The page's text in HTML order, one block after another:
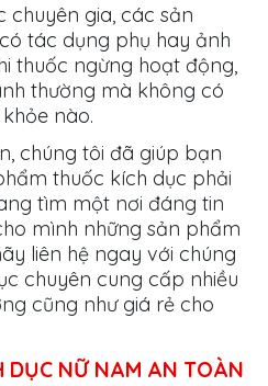
chuyên gia, các sản
tác dụng phụ hay ảnh
thuốc ngừng hoạt động,
thường mà không có
nào.
chúng tôi đã giúp bạn
thuốc kích dục phải
tìm một nơi đáng tin
mình những sản phẩm
liên hệ ngay với chúng
chuyên cung cấp nhiều
cũng như giá rẻ cho
DỤC NỮ NAM AN TOÀN